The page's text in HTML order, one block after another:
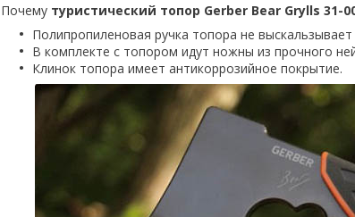
Почему туристический топор Gerber Bear Grylls 31-
Полипропиленовая ручка топора не
В комплекте с топором идут ножны из прочного
Клинок топора имеет антикоррозийное покрытие.